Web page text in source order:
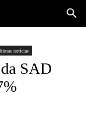
notícias
SAD